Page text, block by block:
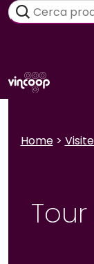
Salta
Cerca:
Home>